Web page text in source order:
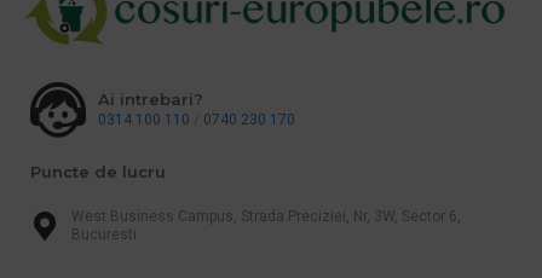
Ai intrebari?
0314 100 110 / 0740 230 170
Puncte de lucru
West Business Campus, Strada Preciziei, Nr, 3W, Sector 6,
Bucuresti